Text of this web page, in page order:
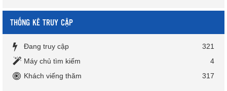
THỐNG KÊ TRUY CẬP
Đang truy cập
321
Máy chủ tìm kiếm
4
Khách viếng thăm
317